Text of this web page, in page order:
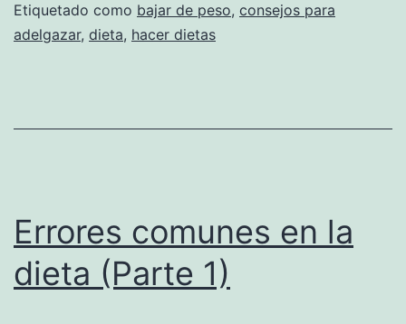
Etiquetado como bajar de peso, consejos para
adelgazar, dieta, hacer dietas
Errores comunes en la
dieta (Parte 1)